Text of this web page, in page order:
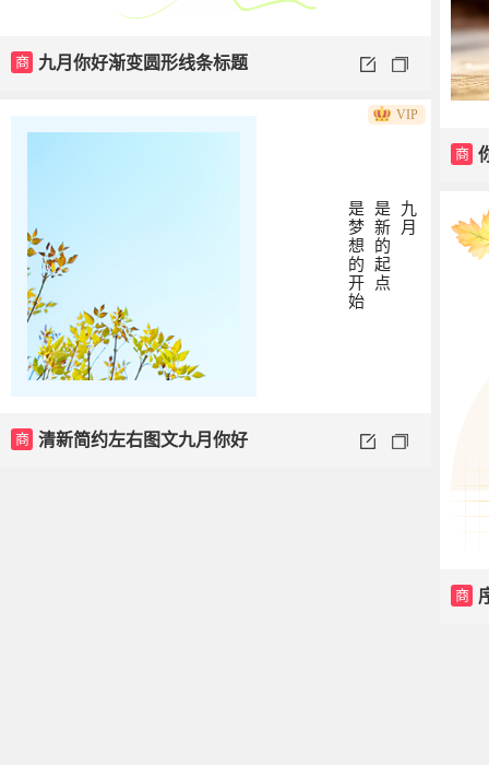
商
商 九月你好渐变圆形线条标题
九月
是新的起点
是梦想的开始
商 清新简约左右图文九月你好
VIP
商